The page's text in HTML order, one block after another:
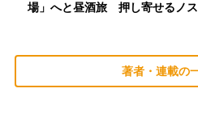
場」へと昼酒旅 押し寄せるノ
著者・連載の